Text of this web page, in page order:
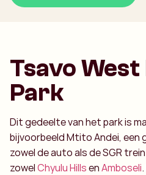
Tsavo
Park
Dit gedeelte van het park is
bijvoorbeeld Mtito Andei, een
zowel de auto als de SGR
zowelChyulu HillsenAmboseli